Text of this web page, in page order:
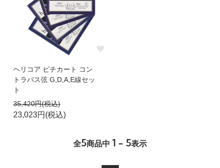
ヘリコア ピチカート コン
トラバス弦 G,D,A,E線セッ
ト
35,420円(税込)
23,023円(税込)
全5商品中 1 - 5表示